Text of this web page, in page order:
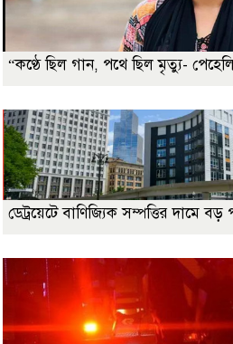
“কণ্ঠে ছিল গান, পথে ছিল মৃত্যু-
ডেট্রয়েটে বাণিজ্যিক সম্পত্তির দামে